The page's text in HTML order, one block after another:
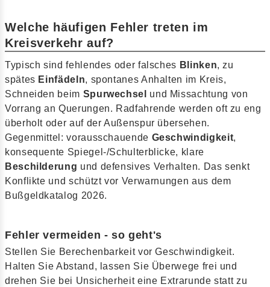
Welche häufigen Fehler treten im
Kreisverkehr auf?
Typisch sind fehlendes oder falsches Blinken, zu
spätes Einfädeln, spontanes Anhalten im Kreis,
Schneiden beim Spurwechsel
und Missachtung von
Vorrang an Querungen. Radfahrende werden oft zu eng
überholt oder auf der Außenspur übersehen.
Gegenmittel: vorausschauende Geschwindigkeit,
konsequente Spiegel-/Schulterblicke, klare
Beschilderung und defensives Verhalten. Das senkt
Konflikte und schützt vor Verwarnungen aus dem
Bußgeldkatalog 2026.
Fehler vermeiden - so geht's
Stellen Sie Berechenbarkeit vor Geschwindigkeit.
Halten Sie Abstand, lassen Sie Überwege frei und
drehen Sie bei Unsicherheit eine Extrarunde statt zu